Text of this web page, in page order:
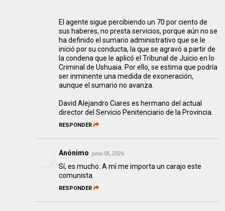
El agente sigue percibiendo un 70 por ciento de
sus haberes, no presta servicios, porque aún no se
ha definido el sumario administrativo que se le
inició por su conducta, la que se agravó a partir de
la condena que le aplicó el Tribunal de Juicio en lo
Criminal de Ushuaia. Por ello, se estima que podría
ser inminente una medida de exoneración,
aunque el sumario no avanza.
David Alejandro Ciares es hermano del actual
director del Servicio Penitenciario de la Provincia.
RESPONDER
Anónimo junio 05, 2026
Sí, es mucho. A mí me importa un carajo este
comunista.
RESPONDER